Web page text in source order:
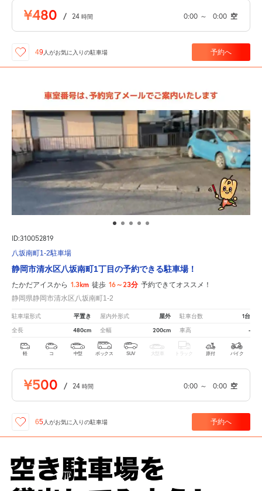
¥480 / 24 時間 0:00 ～ 0:00 空
49 人がお気に入りの駐車場 予約へ
ID:310052819
八坂南町1-2駐車場
静岡市清水区八坂南町1丁目の予約できる駐車場！
たかだアイスから 1.3km 徒歩 16～23分 予約できてオススメ！
静岡県静岡市清水区八坂南町1-2
駐車場形式 平置き 屋内外形式 屋外 駐車台数 1台
全長 480cm 全幅 200cm 車高 -
軽 コ 中型 ボックス SUV 大型車 トラック 原付 バイク
¥500 / 24 時間 0:00 ～ 0:00 空
65 人がお気に入りの駐車場 予約へ